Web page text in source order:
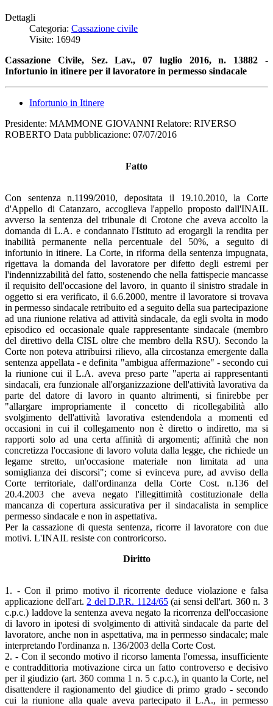
Dettagli
Categoria: Cassazione civile
Visite: 16949
Cassazione Civile, Sez. Lav., 07 luglio 2016, n. 13882 -
Infortunio in itinere per il lavoratore in permesso sindacale
Infortunio in Itinere
Presidente: MAMMONE GIOVANNI Relatore: RIVERSO
ROBERTO Data pubblicazione: 07/07/2016
Fatto
Con sentenza n.1199/2010, depositata il 19.10.2010, la Corte
d'Appello di Catanzaro, accoglieva l'appello proposto dall'INAIL
avverso la sentenza del tribunale di Crotone che aveva accolto la
domanda di L.A. e condannato l'Istituto ad erogargli la rendita per
inabilità permanente nella percentuale del 50%, a seguito di
infortunio in itinere. La Corte, in riforma della sentenza impugnata,
rigettava la domanda del lavoratore per difetto degli estremi per
l'indennizzabilità del fatto, sostenendo che nella fattispecie mancasse
il requisito dell'occasione del lavoro, in quanto il sinistro stradale in
oggetto si era verificato, il 6.6.2000, mentre il lavoratore si trovava
in permesso sindacale retribuito ed a seguito della sua partecipazione
ad una riunione relativa ad attività sindacale, da egli svolta in modo
episodico ed occasionale quale rappresentante sindacale (membro
del direttivo della CISL oltre che membro della RSU). Secondo la
Corte non poteva attribuirsi rilievo, alla circostanza emergente dalla
sentenza appellata - e definita "ambigua affermazione" - secondo cui
la riunione cui il L.A. aveva preso parte "aperta ai rappresentanti
sindacali, era funzionale all'organizzazione dell'attività lavorativa da
parte del datore di lavoro in quanto altrimenti, si finirebbe per
"allargare impropriamente il concetto di ricollegabilità allo
svolgimento dell'attività lavorativa estendendola a momenti ed
occasioni in cui il collegamento non è diretto o indiretto, ma si
rapporti solo ad una certa affinità di argomenti; affinità che non
concretizza l'occasione di lavoro voluta dalla legge, che richiede un
legame stretto, un'occasione materiale non limitata ad una
somiglianza dei discorsi"; come si evinceva pure, ad avviso della
Corte territoriale, dall'ordinanza della Corte Cost. n.136 del
20.4.2003 che aveva negato l'illegittimità costituzionale della
mancanza di copertura assicurativa per il sindacalista in semplice
permesso sindacale e non in aspettativa.
Per la cassazione di questa sentenza, ricorre il lavoratore con due
motivi. L'INAIL resiste con controricorso.
Diritto
1. - Con il primo motivo il ricorrente deduce violazione e falsa
applicazione dell'art. 2 del D.P.R. 1124/65(ai sensi dell'art. 360 n. 3
c.p.c.) laddove la sentenza aveva negato la ricorrenza dell'occasione
di lavoro in ipotesi di svolgimento di attività sindacale da parte del
lavoratore, anche non in aspettativa, ma in permesso sindacale; male
interpretando l'ordinanza n. 136/2003 della Corte Cost.
2. - Con il secondo motivo il ricorso lamenta l'omessa, insufficiente
e contraddittoria motivazione circa un fatto controverso e decisivo
per il giudizio (art. 360 comma 1 n. 5 c.p.c.), in quanto la Corte, nel
disattendere il ragionamento del giudice di primo grado - secondo
cui la riunione alla quale aveva partecipato il L.A., in permesso